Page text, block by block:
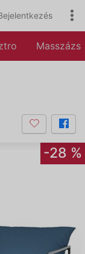
Masszázs
-28 %